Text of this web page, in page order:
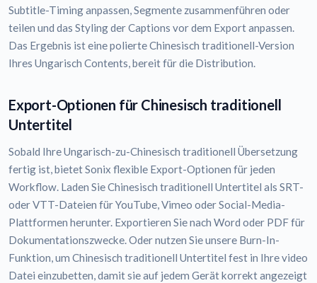
Subtitle-Timing anpassen, Segmente zusammenführen oder
teilen und das Styling der Captions vor dem Export anpassen.
Das Ergebnis ist eine polierte Chinesisch traditionell-Version
Ihres Ungarisch Contents, bereit für die Distribution.
Export-Optionen für Chinesisch traditionell
Untertitel
Sobald Ihre Ungarisch-zu-Chinesisch traditionell Übersetzung
fertig ist, bietet Sonix flexible Export-Optionen für jeden
Workflow. Laden Sie Chinesisch traditionell Untertitel als SRT-
oder VTT-Dateien für YouTube, Vimeo oder Social-Media-
Plattformen herunter. Exportieren Sie nach Word oder PDF für
Dokumentationszwecke. Oder nutzen Sie unsere Burn-In-
Funktion, um Chinesisch traditionell Untertitel fest in Ihre video
Datei einzubetten, damit sie auf jedem Gerät korrekt angezeigt